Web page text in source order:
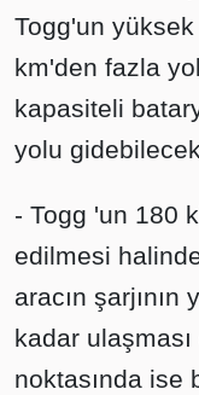
Togg'un
km'den fazla
kapasiteli
yolu gidebilecek.
- Togg 'un 180
edilmesi
aracın
kadar
noktasında ise